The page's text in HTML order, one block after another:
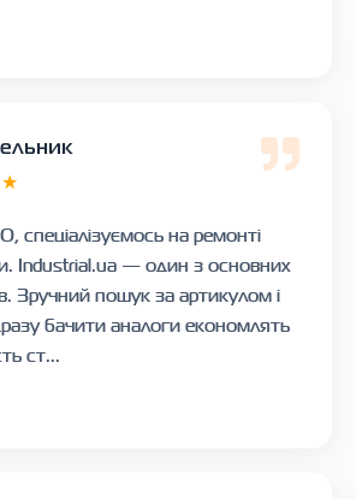
на ремонті
Industrial.ua — один з основних
Зручний пошук за артикулом і
бачити аналоги економлять
ст...